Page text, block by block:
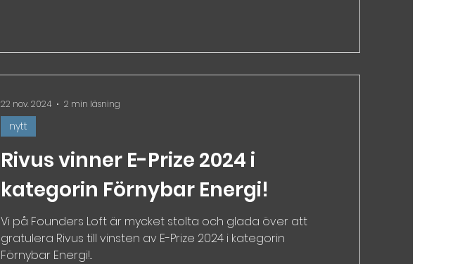
Rivus vinner E-Prize 2024 i
kategorin Förnybar Energi!
Vi på Founders Loft är mycket stolta och glada över att
gratulera Rivus till vinsten av E-Prize 2024 i kategorin
Förnybar Energi!...
nytt
22 nov. 2024 2 min läsning